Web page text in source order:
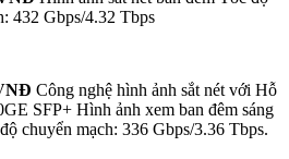
432 Gbps/4.32 Tbps
Công nghệ hình ảnh sắt nét với Hỗ
SFP+ Hình ảnh xem ban đêm sáng
chuyển mạch: 336 Gbps/3.36 Tbps.